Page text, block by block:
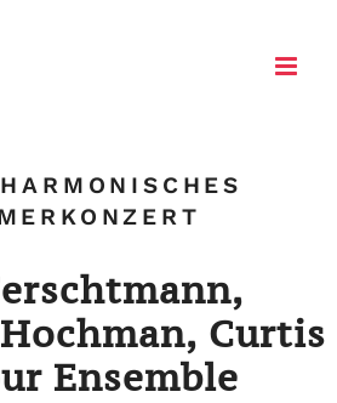
Curtis
Ensemble